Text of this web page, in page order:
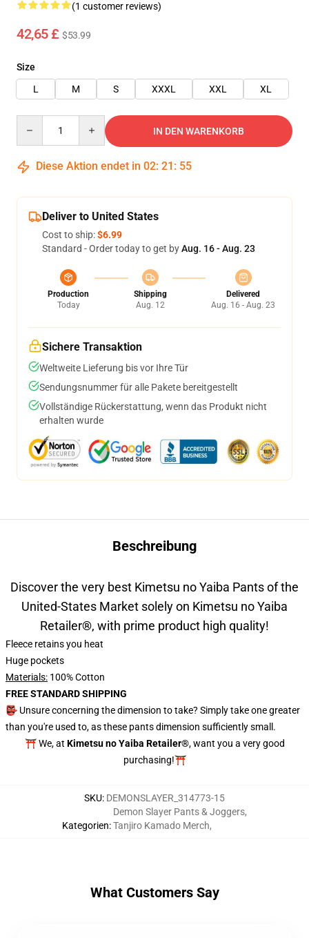
(1 customer reviews)
42,65 £ $53.99
Size
L
M S XXXL XXL XL
IN DEN WARENKORB
Diese Aktion endet in 02: 21 : 54
Deliver to United States
Cost to ship:$6.99
Standard - Order today to get byAug. 16 - Aug. 23
Production
Today
Shipping
Aug. 12
Delivered
Aug. 16 - Aug. 23
Sichere Transaktion
Weltweite Lieferung bis vor Ihre Tür
Sendungsnummer für alle Pakete bereitgestellt
Vollständige Rückerstattung, wenn das Produkt nicht
erhalten wurde
Beschreibung
Discover the very best Kimetsu no Yaiba Pants of the
United-States Market solely on Kimetsu no Yaiba
Retailer®, with prime product high quality!
Fleece retains you heat
Huge pockets
Materials: 100% Cotton
FREE STANDARD SHIPPING
👺 Unsure concerning the dimension to take? Simply take one greater
than you're used to, as these pants dimension sufficiently small.
⛩️ We, at Kimetsu no Yaiba Retailer®, want you a very good
purchasing!⛩️
SKU: DEMONSLAYER_314773-15
Kategorien:
Demon Slayer Pants & Joggers,
Tanjiro Kamado Merch,
What Customers Say